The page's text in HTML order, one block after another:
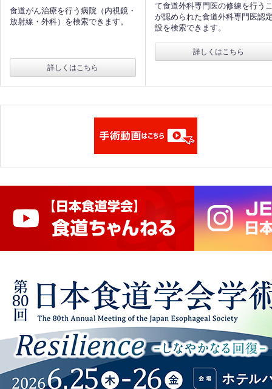
食道がん治療を行う病院（内視鏡・
放射線・外科）を検索できます。
詳しくはこちら
て食道外科専門医の修練を行う
が認められた食道外科専門医認
設を検索できます。
詳しくはこちら